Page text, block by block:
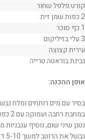
קורט פלפל שחור
2 כפות שמן זית
1 כף סוכר
3 עלי בזיליקום
עירית קצוצה
גבינת בוראטה טרייה
אופן ההכנה:
בסיר עם מים רותחים ומלח נבשל את
במחבת רחבה ועמוקה עם 2 כפות שמן זית
נטגן שיני שום, נוסיף
נבשל את הרוטב למשך 5-10 דקות.